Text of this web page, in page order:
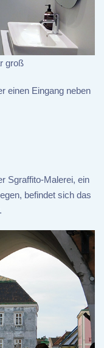
groß
einen Eingang neben
Sgraffito-Malerei, ein
befindet sich das